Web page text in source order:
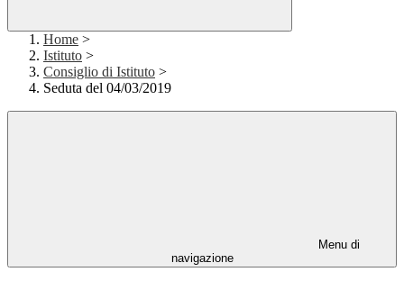
Home >
Istituto >
Consiglio di Istituto >
Seduta del 04/03/2019
Menu di
navigazione